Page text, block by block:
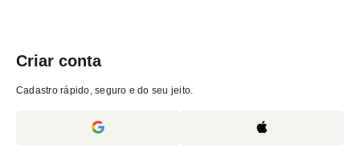
Criar conta
Cadastro rápido, seguro e do seu jeito.